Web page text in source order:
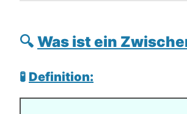
🔍 Was ist ein
🧪 Definition: